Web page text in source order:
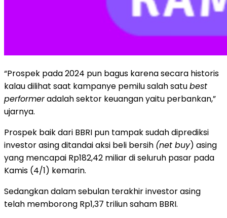
“Prospek pada 2024 pun bagus karena secara historis
kalau dilihat saat kampanye pemilu salah satubest
performeradalah sektor keuangan yaitu perbankan,”
ujarnya.
Prospek baik dari BBRI pun tampak sudah diprediksi
investor asing ditandai aksi beli bersih (net buy) asing
yang mencapai Rp182,42 miliar di seluruh pasar pada
Kamis (4/1) kemarin.
Sedangkan dalam sebulan terakhir investor asing
telah memborong Rp1,37 triliun saham BBRI.